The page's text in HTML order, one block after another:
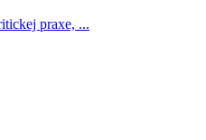
praxe, ...